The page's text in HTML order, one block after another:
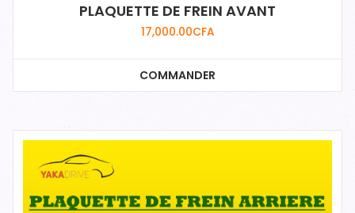
PLAQUETTE DE FREIN AVANT
17,000.00CFA
COMMANDER